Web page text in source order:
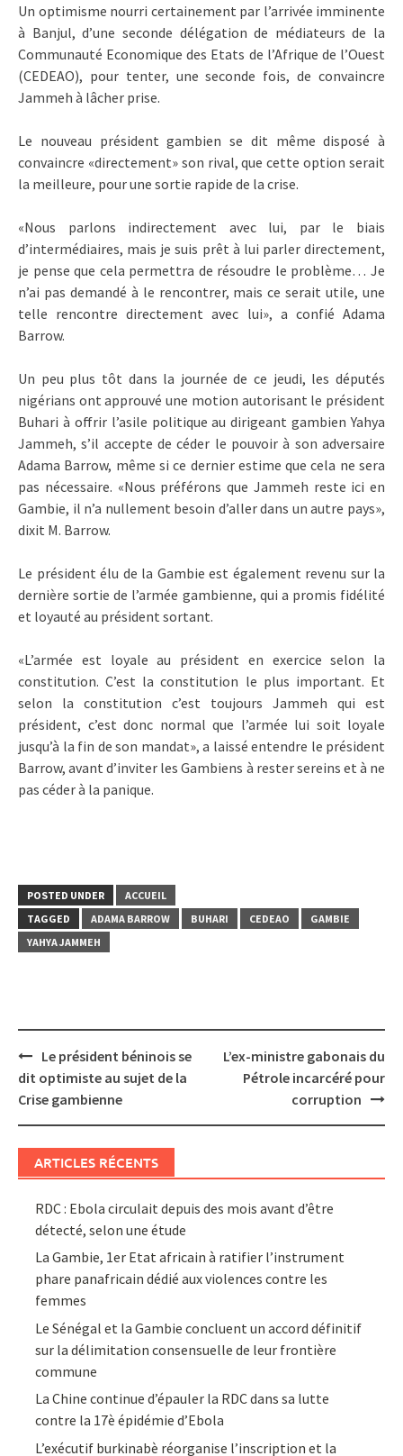
Un optimisme nourri certainement par l’arrivée imminente
à Banjul, d’une seconde délégation de médiateurs de la
Communauté Economique des Etats de l’Afrique de l’Ouest
(CEDEAO), pour tenter, une seconde fois, de convaincre
Jammeh à lâcher prise.
Le nouveau président gambien se dit même disposé à
convaincre «directement» son rival, que cette option serait
la meilleure, pour une sortie rapide de la crise.
«Nous parlons indirectement avec lui, par le biais
d’intermédiaires, mais je suis prêt à lui parler directement,
je pense que cela permettra de résoudre le problème… Je
n’ai pas demandé à le rencontrer, mais ce serait utile, une
telle rencontre directement avec lui», a confié Adama
Barrow.
Un peu plus tôt dans la journée de ce jeudi, les députés
nigérians ont approuvé une motion autorisant le président
Buhari à offrir l’asile politique au dirigeant gambien Yahya
Jammeh, s’il accepte de céder le pouvoir à son adversaire
Adama Barrow, même si ce dernier estime que cela ne sera
pas nécessaire. «Nous préférons que Jammeh reste ici en
Gambie, il n’a nullement besoin d’aller dans un autre pays»,
dixit M. Barrow.
Le président élu de la Gambie est également revenu sur la
dernière sortie de l’armée gambienne, qui a promis fidélité
et loyauté au président sortant.
«L’armée est loyale au président en exercice selon la
constitution. C’est la constitution le plus important. Et
selon la constitution c’est toujours Jammeh qui est
président, c’est donc normal que l’armée lui soit loyale
jusqu’à la fin de son mandat», a laissé entendre le président
Barrow, avant d’inviter les Gambiens à rester sereins et à ne
pas céder à la panique.
POSTED UNDER
ACCUEIL
TAGGED
ADAMA BARROW BUHARI CEDEAO
GAMBIE
YAHYA JAMMEH
Post
navigation
Le président béninois se
dit optimiste au sujet de la
Crise gambienne
L’ex-ministre gabonais du
Pétrole incarcéré pour
corruption
ARTICLES RÉCENTS
RDC : Ebola circulait depuis des mois avant d’être
détecté, selon une étude
La Gambie, 1er Etat africain à ratifier l’instrument
phare panafricain dédié aux violences contre les
femmes
Le Sénégal et la Gambie concluent un accord définitif
sur la délimitation consensuelle de leur frontière
commune
La Chine continue d’épauler la RDC dans sa lutte
contre la 17è épidémie d’Ebola
L’exécutif burkinabè réorganise l’inscription et la